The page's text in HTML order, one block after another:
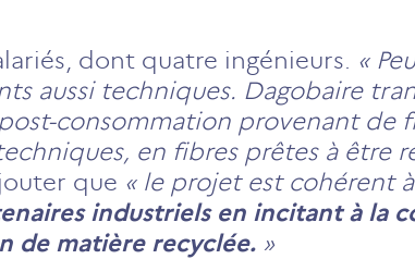
dont quatre ingénieurs. «
aussi techniques. Dagobaire
consommation provenant de
en fibres prêtes à être
que « le projet est cohérent
industriels en incitant à la
de matière recyclée. »